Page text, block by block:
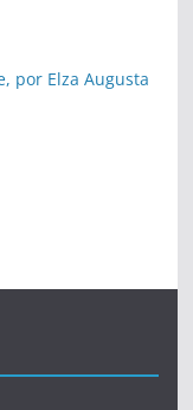
por Elza Augusta